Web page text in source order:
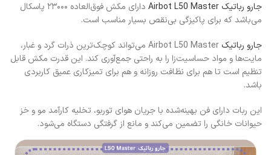
جارو رباتیک Airbot L50 Master
دارای مکش فوق‌العاده ۲۳۰۰۰ پاسکال
می‌باشد که برای پاکیزگی بی‌نقص بسیار مناسب است.
جارو رباتیک
Airbot L50 Master می‌تواند کوچک‌ترین ذرات گرد و غبار،
مایت‌ها و مواد حساسیت‌زا را به راحتی جمع‌آوری کند. این قدرت مکش قابل
تنظیم است تا هم برای نظافت روزانه و هم برای تمیزکاری عمیق کاربردی
باشد.
این ربات دارای فن بهینه‌شده با جریان هوای توربو، تخلیه کارآمد مو و خز
حیوانات خانگی را تضمین می‌کند و مانع از گرفتگی دستگاه می‌شود.